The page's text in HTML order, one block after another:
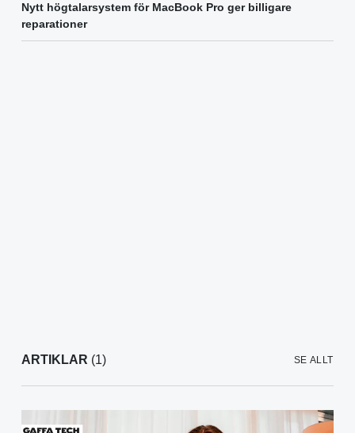
Nytt högtalarsystem för MacBook Pro ger billigare
reparationer
ARTIKLAR (1) SE ALLT